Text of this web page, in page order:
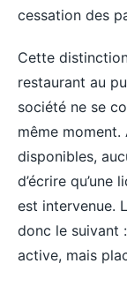
cessation des
Cette
restaurant au
société ne se
même
disponibles,
d’écrire
est intervenue.
donc le suivant
active, mais